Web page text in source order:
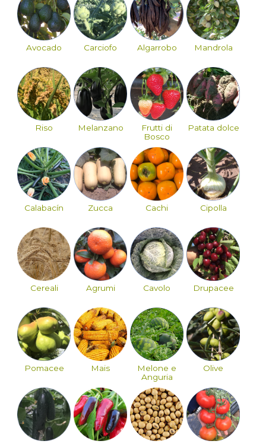
Avocado Carciofo Algarrobo Mandrola
Riso Melanzano
Frutti di
Bosco
Patata dolce
Calabacín Zucca Cachi Cipolla
Cereali Agrumi Cavolo Drupacee
Pomacee Mais
Melone e
Anguria
Olive